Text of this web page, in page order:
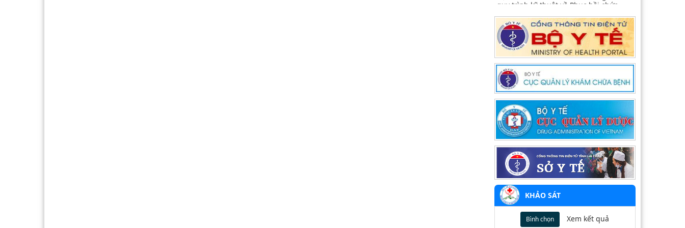
năng
2959/QĐ-BYT
Hướng dẫn chẩn đoán điều trị Covi-19
ở Trẻ em của Bộ Y tế
2855/QĐ-BYT
Quyết định công bố thủ tục hành chính
thay thế trong khám chữa bệnh quy
định tại Nghị định 109/2016/NĐ-CP
2760/QĐ-BYT
Hướng dẫn chẩn đoán điều trị sốt rét
Dengue của Bộ Y tế
355/QĐ-BYT
Bộ Y tế ban hành Quyết định số
355/QĐ-BYT về phê duyệt danh mục
tạm thời thuốc, hóa chất, vật tư y tế
tiêu hao
2885/QĐ-BYT
KHẢO SÁT
Bình chọn Xem kết quả